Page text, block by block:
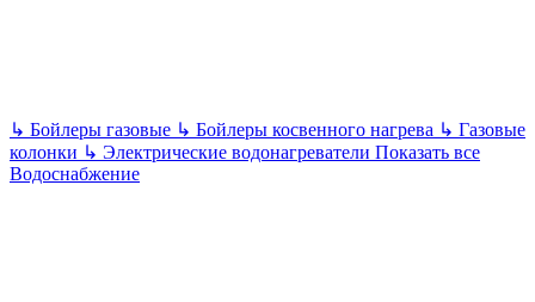
↳ Бойлеры газовые ↳ Бойлеры косвенного нагрева ↳ Газовые
колонки ↳ Электрические водонагреватели Показать все
Водоснабжение